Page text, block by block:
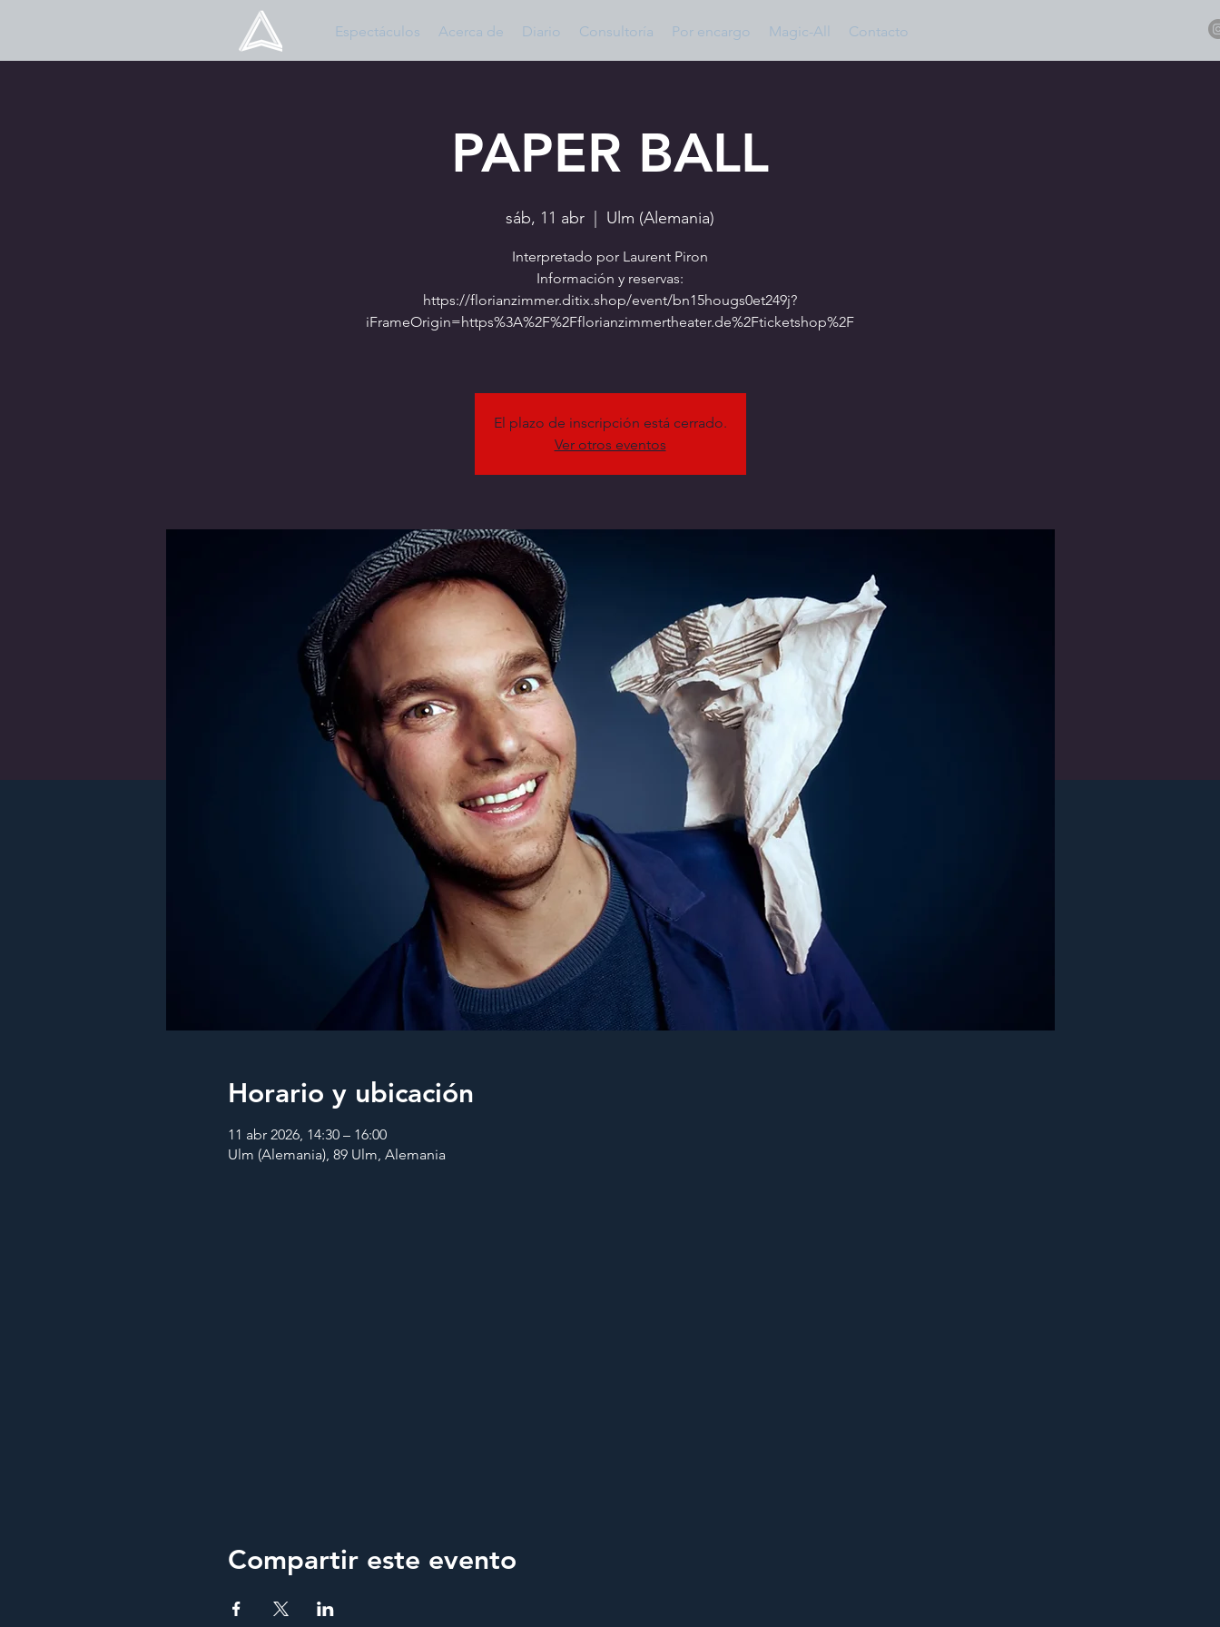
Espectáculos Acerca de Diario Consultoría Por encargo Magic-All Contacto
PAPER BALL
sáb, 11 abr Ulm (Alemania)
Interpretado por Laurent Piron
Información y reservas:
https://florianzimmer.ditix.shop/event/bn15hougs0et249j?
iFrameOrigin=https%3A%2F%2Fflorianzimmertheater.de%2Fticketshop%2F
El plazo de inscripción está cerrado.
Ver otros eventos
Horario y ubicación
11 abr 2026, 14:30 – 16:00
Ulm (Alemania), 89 Ulm, Alemania
Compartir este evento